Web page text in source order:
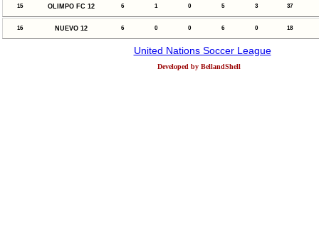
15 OLIMPO FC 12 6 1 0 5 3 37
16 NUEVO 12 6 0 0 6 0 18
United Nations Soccer League
Developed by BellandShell